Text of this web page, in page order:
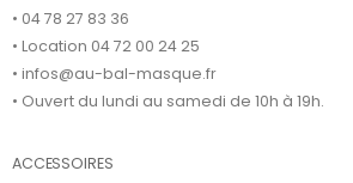
• 04 78 27 83 36
• Location 04 72 00 24 25
• infos@au-bal-masque.fr
• Ouvert du lundi au samedi de 10h à 19h.
ACCESSOIRES